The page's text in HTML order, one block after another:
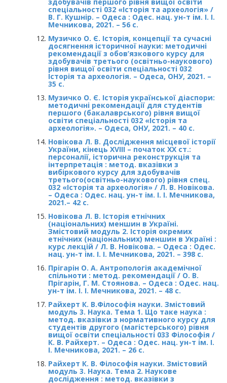
спеціальності 032 «Історія та археологія» /
В. Г. Кушнір. – Одеса : Одес. нац. ун-т ім. І. І.
Мечникова, 2021. – 56 с.
Музичко О. Є. Історія, концепції та сучасні
досягнення історичної науки: методичні
рекомендації з обов’язкового курсу для
здобувачів третього (освітньо-наукового)
рівня вищої освіти спеціальності 032
Історія та археологія. – Одеса, ОНУ, 2021. –
35 с.
Музичко О. Є. Історія української діаспори:
методичні рекомендації для студентів
першого (бакалаврського) рівня вищої
освіти спеціальності 032 «Історія та
археологія». – Одеса, ОНУ, 2021. – 40 с.
Новікова Л. В. Дослідження місцевої історії
України, кінець XVIII – початок XX ст.:
персоналії, історична реконструкція та
інтерпретація : метод. вказівки з
вибіркового курсу для здобувачів
третього(освітньо-наукового) рівня спец.
032 «Історія та археологія» / Л. В. Новікова.
– Одеса : Одес. нац. ун-т ім. І. І. Мечникова,
2021.– 42 с.
Новікова Л. В. Історія етнічних
(національних) меншин в Україні.
Змістовий модуль 2. Історія окремих
етнічних (національних) меншин в Україні :
курс лекцій / Л. В. Новікова. – Одеса : Одес.
нац. ун-т ім. І. І. Мечникова, 2021. – 398 с.
Прігарін О. А. Антропологія академічної
спільноти : метод. рекомендації / О. В.
Прігарін, Г. М. Стоянова. – Одеса : Одес. нац.
ун-т ім. І. І. Мечникова, 2021. – 48 с.
Райхерт К. В.Філософія науки. Змістовий
модуль 3. Наука. Тема 1. Що таке наука :
метод. вказівки з нормативного курсу для
студентів другого (магістерського) рівня
вищої освіти спеціальності 033 Філософія /
К. В. Райхерт. – Одеса : Одес. нац. ун-т ім. І.
І. Мечникова, 2021. – 26 с.
Райхерт К. В. Філософія науки. Змістовий
модуль 3. Наука. Тема 2. Наукове
дослідження : метод. вказівки з